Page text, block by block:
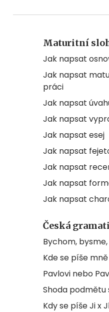
Maturitní
Jak napsat
Jak napsat
práci
Jak napsat
Jak napsat
Jak napsat esej
Jak napsat
Jak napsat
Jak napsat
Jak napsat
Česká
Bychom,
Kde se píše
Pavlovi nebo
Shoda podmětu
Kdy se píše Ji x